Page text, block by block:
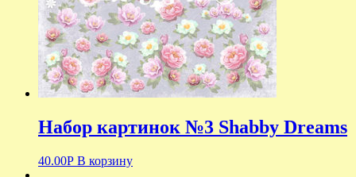
Набор картинок №3 Shabby Dreams
40.00Р В корзину